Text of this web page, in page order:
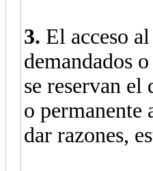
3. El acceso
demandados
se reservan
o permanente
dar razones,